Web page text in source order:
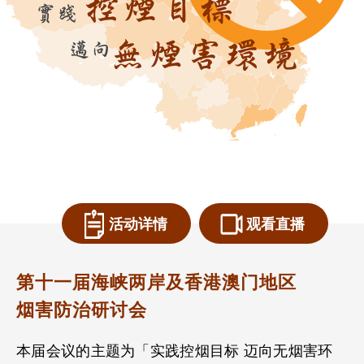
活动详情 观看直播
第十一届海峡两岸及香港澳门地区
烟害防治研讨会
本届会议的主题为「实践控烟目标 迈向无烟害环